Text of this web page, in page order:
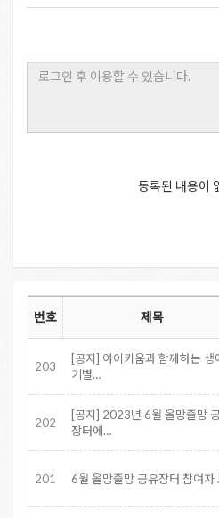
등록된 내용이
번호 제목
203
[공지] 아이키움과 함께하는 생
기별…
202
[공지] 2023년 6월 올망졸망
장터에…
201 6월 올망졸망 공유장터 참여자